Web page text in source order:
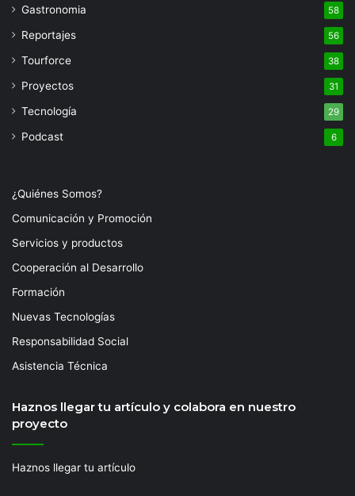
Gastronomia 58
Reportajes 56
Tourforce 38
Proyectos 31
Tecnología 29
Podcast 6
¿Quiénes Somos?
Comunicación y Promoción
Servicios y productos
Cooperación al Desarrollo
Formación
Nuevas Tecnologías
Responsabilidad Social
Asistencia Técnica
Haznos llegar tu artículo y colabora en nuestro
proyecto
Haznos llegar tu artículo